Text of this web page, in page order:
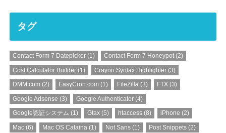
タグ
Contact Form 7 Datepicker(1) Contact Form 7 Honeypot(2)
Cost Calculator Builder(1) Crayon Syntax Highlighter(3)
DMM.com (2) EasyCron.com (1) FileZilla (3) FTX (3)
Google Adsense (3) Google Authenticator(4)
Google認証システム (1) Gtax(5) htaccess (8) iPhone (2)
Mac(6) Mac OS Cataina(1) Not Sans (1) Post Snippets (2)